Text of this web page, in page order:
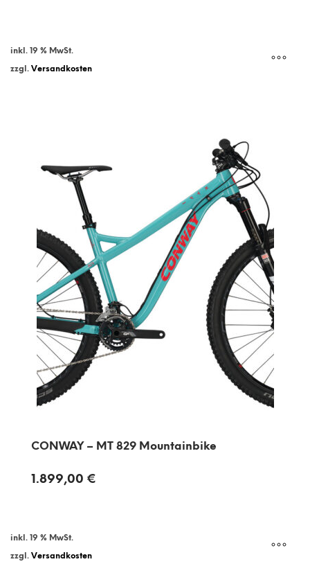
inkl. 19 % MwSt.
zzgl. Versandkosten
CONWAY – MT 829 Mountainbike
1.899,00 €
inkl. 19 % MwSt.
zzgl. Versandkosten